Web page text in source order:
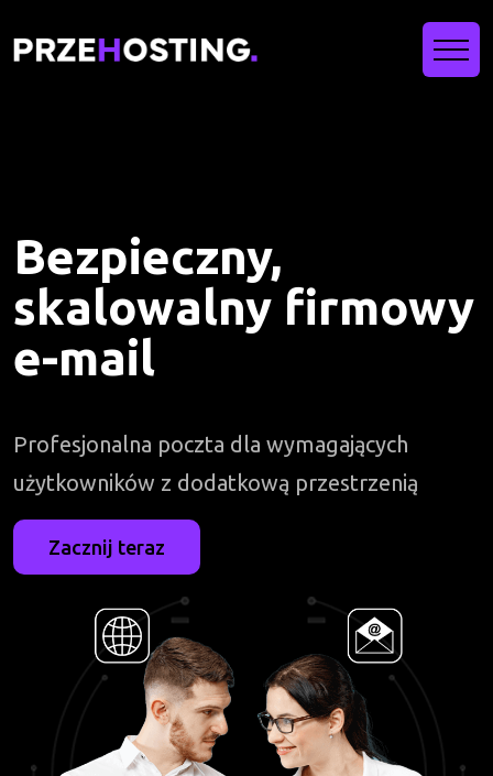
Bezpieczny,
skalowalny firmowy
e-mail
Profesjonalna poczta dla wymagających
użytkowników z dodatkową przestrzenią
Zacznij teraz